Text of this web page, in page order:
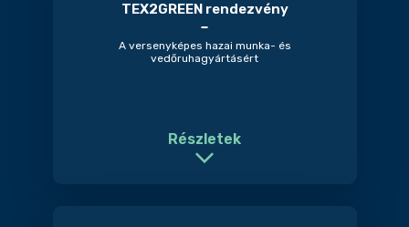
TEX2GREEN rendezvény
A versenyképes hazai munka- és
vedőruhagyártásért
Részletek